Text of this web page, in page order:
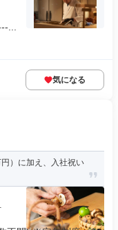
...
気になる
）に加え、入社祝い